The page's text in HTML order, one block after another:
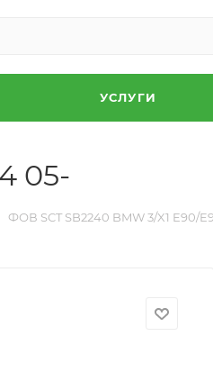
УСЛУГИ
05-
ФОВ SCT SB2240 BMW 3/X1 E90/